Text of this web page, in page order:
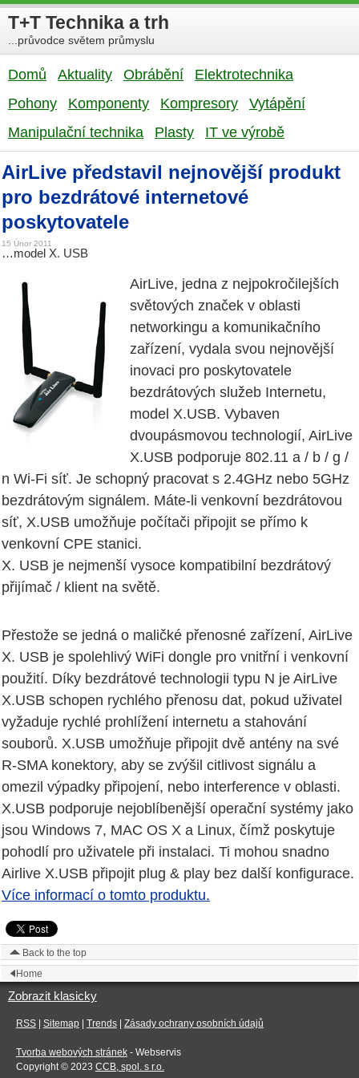
T+T Technika a trh
...průvodce světem průmyslu
Domů Aktuality Obrábění
Elektrotechnika
Pohony
Komponenty Kompresory
Vytápění
Manipulační technika
Plasty IT ve výrobě
AirLive představil nejnovější produkt
pro bezdrátové internetové
poskytovatele
15 Únor 2011
…model X. USB
AirLive, jedna z nejpokročilejších
světových značek v oblasti
networkingu a komunikačního
zařízení, vydala svou nejnovější
inovaci pro poskytovatele
bezdrátových služeb Internetu,
model X.USB. Vybaven
dvoupásmovou technologií, AirLive
X.USB podporuje 802.11 a / b / g /
n Wi-Fi síť. Je schopný pracovat s 2.4GHz nebo 5GHz
bezdrátovým signálem. Máte-li venkovní bezdrátovou
síť, X.USB umožňuje počítači připojit se přímo k
venkovní CPE stanici.
X. USB je nejmenší vysoce kompatibilní bezdrátový
přijímač / klient na světě.
Přestože se jedná o maličké přenosné zařízení, AirLive
X. USB je spolehlivý WiFi dongle pro vnitřní i venkovní
použití. Díky bezdrátové technologii typu N je AirLive
X.USB schopen rychlého přenosu dat, pokud uživatel
vyžaduje rychlé prohlížení internetu a stahování
souborů. X.USB umožňuje připojit dvě antény na své
R-SMA konektory, aby se zvýšil citlivost signálu a
omezil výpadky připojení, nebo interference v oblasti.
X.USB podporuje nejoblíbenější operační systémy jako
jsou Windows 7, MAC OS X a Linux, čímž poskytuje
pohodlí pro uživatele při instalaci. Ti mohou snadno
Airlive X.USB připojit plug & play bez další konfigurace.
Více informací o tomto produktu.
Back to the top
Home
Zobrazit klasicky
RSS| Sitemap| Trends| Zásady ochrany osobních údajů
Tvorba webových stránek- Webservis
Copyright © 2023 CCB, spol. s r.o.